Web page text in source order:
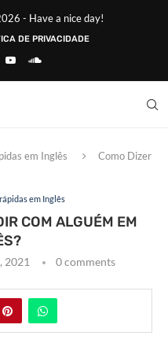
- Have a nice day!
DE PRIVACIDADE
em Inglês
Como Dizer
em Inglês
COM ALGUÉM EM
2021 0 comments